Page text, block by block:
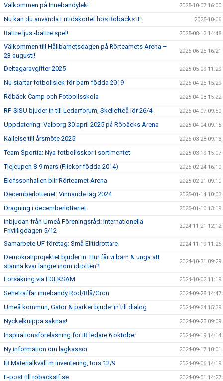
Välkommen på Innebandylek! 2025-10-07 16:00
Nu kan du använda Fritidskortet hos Röbäcks IF! 2025-10-06
Bättre ljus -bättre spel! 2025-08-13 14:48
Välkommen till Hållbarhetsdagen på Rörteamets Arena –
23 augusti!
2025-06-25 16:21
Deltagaravgifter 2025 2025-05-09 11:29
Nu startar fotbollslek för barn födda 2019 2025-04-25 15:29
Röbäck Camp och Fotbollsskola 2025-04-08 15:22
RF-SISU bjuder in till Ledarforum, Skellefteå lör 26/4 2025-04-07 09:50
Uppdatering: Valborg 30 april 2025 på Röbäcks Arena 2025-04-04 09:15
Kallelse till årsmöte 2025 2025-03-28 09:13
Team Sportia: Nya fotbollsskor i sortimentet 2025-03-19 15:07
Tjejcupen 8-9 mars (Flickor födda 2014) 2025-02-24 16:10
Elofssonhallen blir Rörteamet Arena 2025-02-21 09:10
Decemberlotteriet: Vinnande lag 2024 2025-01-14 10:03
Dragning i decemberlotteriet 2025-01-10 13:19
Inbjudan från Umeå Föreningsråd: Internationella
Frivilligdagen 5/12
2024-11-21 12:12
Samarbete UF företag: Små Elitidrottare 2024-11-19 11:26
Demokratiprojektet bjuder in: Hur får vi barn & unga att
stanna kvar längre inom idrotten?
2024-10-31 09:29
Försäkring via FOLKSAM 2024-10-02 11:19
Serieträffar innebandy Röd/Blå/Grön 2024-09-28 14:47
Umeå kommun, Gator & parker bjuder in till dialog 2024-09-24 15:39
Nyckelknippa saknas! 2024-09-23 09:09
Inspirationsföreläsning för IB ledare 6 oktober 2024-09-19 14:14
Ny information om lagkassor 2024-09-17 10:01
IB Materialkväll m inventering, tors 12/9 2024-09-06 14:19
E-post till robacksif.se 2024-09-01 14:27